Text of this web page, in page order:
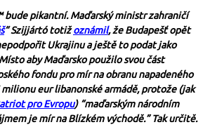
bude pikantní. Maďarský ministr zahraničí
“ Szijjártó totižoznámil, že Budapešť opět
Ukrajinu a ještě to podat jako
aby Maďarsko použilo svou část
fondu pro mír na obranu napadeného
milionu eur libanonské armádě, protože (jak
pro Evropu) “maďarským národním
je mír na Blízkém východě.” Tak určitě.